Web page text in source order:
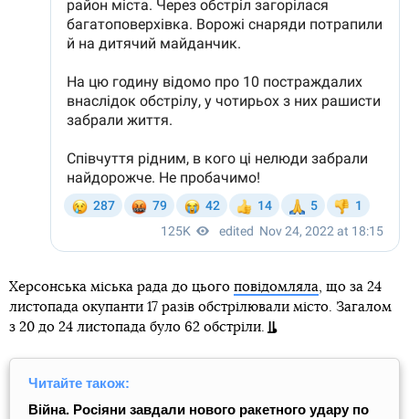
Херсонська міська рада до цього повідомляла, що за 24
листопада окупанти 17 разів обстрілювали місто. Загалом
з 20 до 24 листопада було 62 обстріли.
Читайте також:
Війна. Росіяни завдали нового ракетного удару по